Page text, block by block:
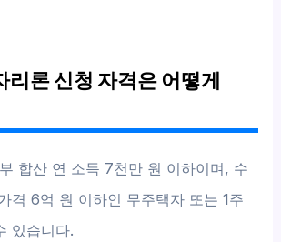
리론 신청 자격은 어떻게
합산 연 소득 7천만 원 이하이며, 수
격 6억 원 이하인 무주택자 또는 1주
있습니다.